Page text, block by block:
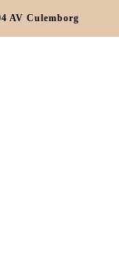
AV Culemborg